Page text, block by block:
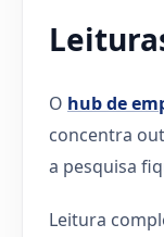
O hub de
concentra
a pesquisa
Leitura